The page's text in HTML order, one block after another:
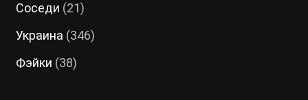
Соседи (21)
Украина (346)
Фэйки (38)